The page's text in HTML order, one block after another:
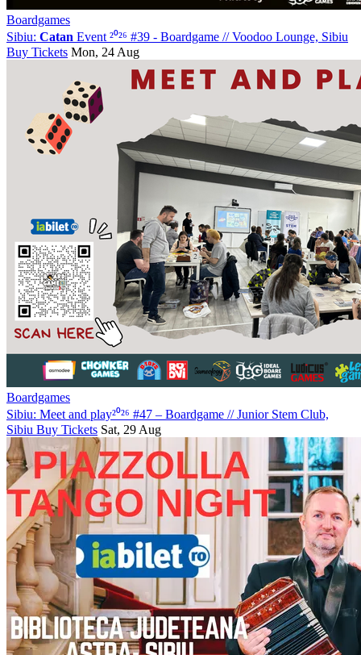
Boardgames
Sibiu: Catan Event ²⁰²⁶ #39 - Boardgame //Voodoo Lounge, Sibiu
Buy Tickets Mon, 24 Aug
Boardgames
Sibiu: Meet and play²⁰²⁶ #47 – Boardgame //Junior Stem Club,
Sibiu Buy Tickets Sat, 29 Aug